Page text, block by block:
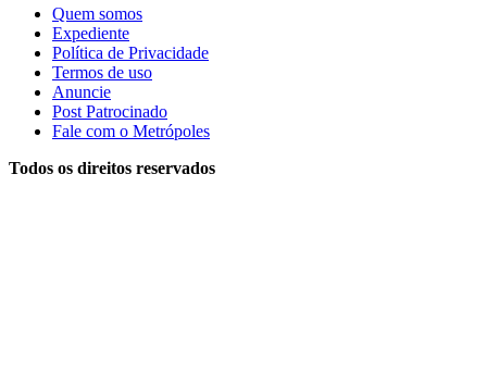
Quem somos
Expediente
Política de Privacidade
Termos de uso
Anuncie
Post Patrocinado
Fale com o Metrópoles
Todos os direitos reservados